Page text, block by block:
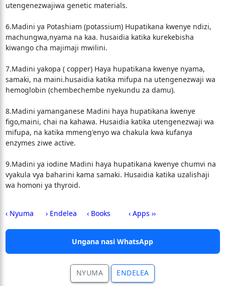
utengenezwajiwa genetic materials.
6.Madini ya Potashiam (potassium) Hupatikana kwenye ndizi,
machungwa,nyama na kaa. husaidia katika kurekebisha
kiwango cha majimaji mwilini.
7.Madini yakopa ( copper) Haya hupatikana kwenye nyama,
samaki, na maini.husaidia katika mifupa na utengenezwaji wa
hemoglobin (chembechembe nyekundu za damu).
8.Madini yamanganese Madini haya hupatikana kwenye
figo,maini, chai na kahawa. Husaidia katika utengenezwaji wa
mifupa, na katika mmeng'enyo wa chakula kwa kufanya
enzymes ziwe active.
9.Madini ya iodine Madini haya hupatikana kwenye chumvi na
vyakula vya baharini kama samaki. Husaidia katika uzalishaji
wa homoni ya thyroid.
‹ Nyuma › Endelea ‹ Books ‹ Apps ››
Ungana nasi WhatsApp
NYUMA ENDELEA